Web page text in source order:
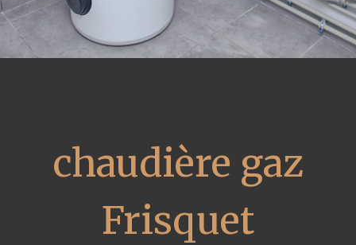
chaudière gaz
Frisquet